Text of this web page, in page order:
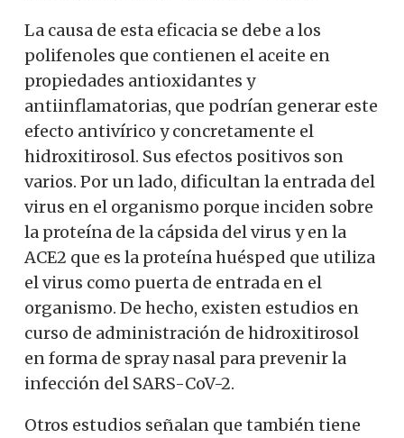
La causa de esta eficacia se debe a los
polifenoles que contienen el aceite en
propiedades antioxidantes y
antiinflamatorias, que podrían generar este
efecto antivírico y concretamente el
hidroxitirosol. Sus efectos positivos son
varios. Por un lado, dificultan la entrada del
virus en el organismo porque inciden sobre
la proteína de la cápsida del virus y en la
ACE2 que es la proteína huésped que utiliza
el virus como puerta de entrada en el
organismo. De hecho, existen estudios en
curso de administración de hidroxitirosol
en forma de spray nasal para prevenir la
infección del SARS-CoV-2.
Otros estudios señalan que también tiene